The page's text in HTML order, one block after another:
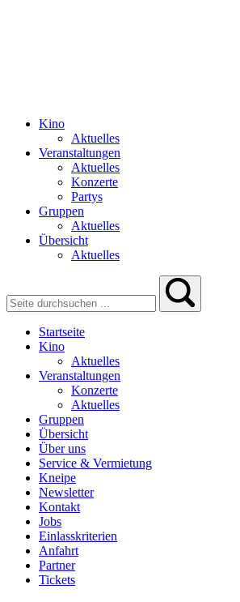
Kino
Aktuelles
Veranstaltungen
Aktuelles
Konzerte
Partys
Gruppen
Aktuelles
Übersicht
Aktuelles
Startseite
Kino
Aktuelles
Veranstaltungen
Konzerte
Aktuelles
Gruppen
Übersicht
Über uns
Service & Vermietung
Kneipe
Newsletter
Kontakt
Jobs
Einlasskriterien
Anfahrt
Partner
Tickets